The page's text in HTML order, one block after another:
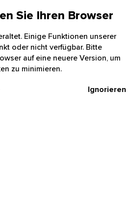
Sie Ihren Browser
Einige Funktionen unserer
oder nicht verfügbar. Bitte
auf eine neuere Version, um
zu minimieren.
Ignorieren